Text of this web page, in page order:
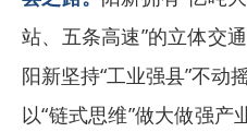
站、五条高速”的立体交
阳新坚持“工业强县”不动
以“链式思维”做大做强产